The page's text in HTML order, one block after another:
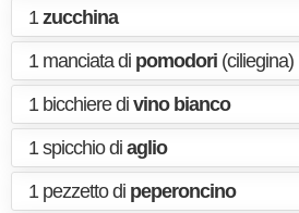
1zucchina
1 manciata di pomodori (ciliegina)
1 bicchiere di vino bianco
1 spicchio di aglio
1 pezzetto di peperoncino